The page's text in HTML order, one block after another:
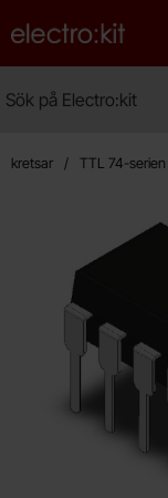
Startsidan
TTL 74-serien